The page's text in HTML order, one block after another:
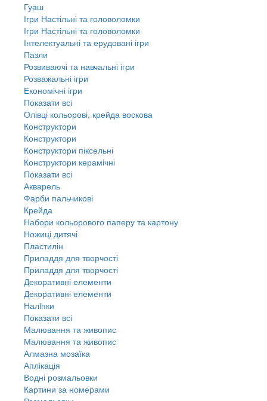
Гуаш
Ігри Настільні та головоломки
Ігри Настільні та головоломки
Інтелектуальні та ерудовані ігри
Пазли
Розвиваючі та навчальні ігри
Розважальні ігри
Економічні ігри
Показати всі
Олівці кольорові, крейда воскова
Конструктори
Конструктори
Конструктори піксельні
Конструктори керамічні
Показати всі
Акварель
Фарби пальчикові
Крейда
Набори кольорового паперу та картону
Ножиці дитячі
Пластилін
Приладдя для творчості
Приладдя для творчості
Декоративні елементи
Декоративні елементи
Налiпки
Показати всі
Малювання та живопис
Малювання та живопис
Алмазна мозаїка
Аплікація
Водні розмальовки
Картини за номерами